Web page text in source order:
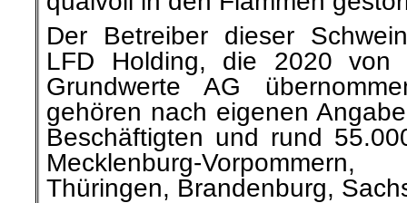
Der Betreiber dieser
LFD Holding, die 2020 von
Grundwerte AG
gehören nach eigenen
Beschäftigten und rund
Mecklenburg-
Thüringen, Brandenburg,